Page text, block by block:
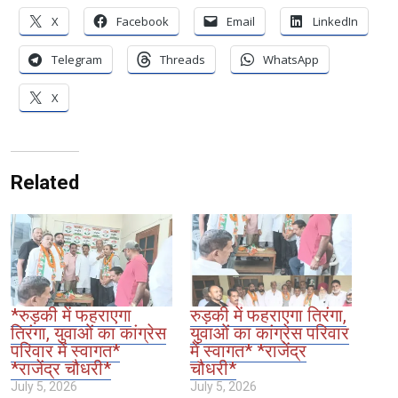
X Facebook Email LinkedIn
Telegram Threads WhatsApp
X
Related
*रुड़की में फहराएगा
तिरंगा, युवाओं का कांग्रेस
परिवार में स्वागत*
*राजेंद्र चौधरी*
July 5, 2026
रुड़की में फहराएगा तिरंगा,
युवाओं का कांग्रेस परिवार
में स्वागत* *राजेंद्र
चौधरी*
July 5, 2026